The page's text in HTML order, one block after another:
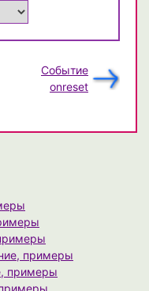
Событие
onreset
примеры
примеры